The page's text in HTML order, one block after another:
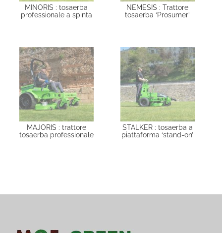
MINORIS : tosaerba
professionale a spinta
NEMESIS : Trattore
tosaerba ‘Prosumer’
MAJORIS : trattore
tosaerba professionale
STALKER : tosaerba a
piattaforma ‘stand-on’